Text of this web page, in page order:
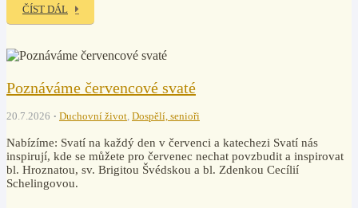
ČÍST DÁL
Poznáváme červencové svaté
20.7.2026 Duchovní život, Dospělí, senioři
Nabízíme: Svatí na každý den v červenci a katechezi Svatí nás
inspirují, kde se můžete pro červenec nechat povzbudit a inspirovat
bl. Hroznatou, sv. Brigitou Švédskou a bl. Zdenkou Cecílií
Schelingovou.